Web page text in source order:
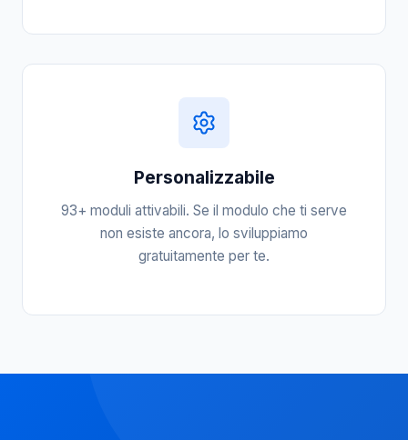
Personalizzabile
93+ moduli attivabili. Se il modulo che ti serve
non esiste ancora, lo sviluppiamo
gratuitamente per te.